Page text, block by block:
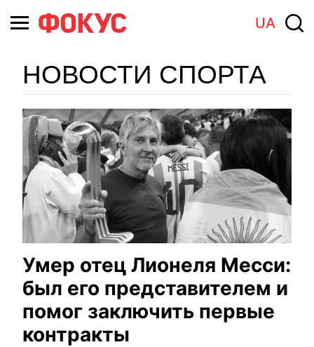
UA
НОВОСТИ СПОРТА
Умер отец Лионеля Месси:
был его представителем и
помог заключить первые
контракты